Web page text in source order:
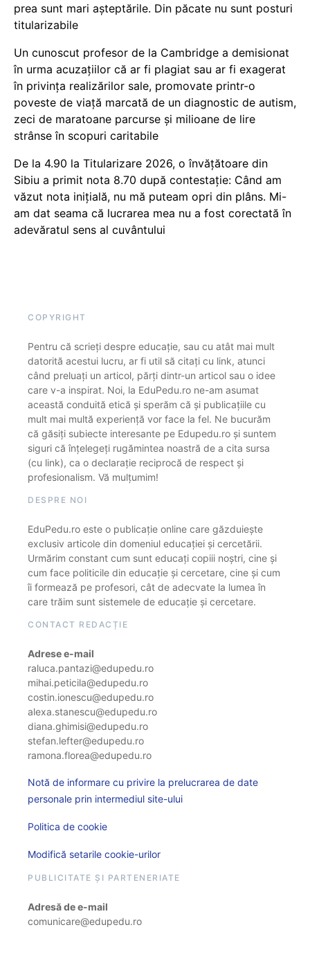
prea sunt mari așteptările. Din păcate nu sunt posturi
titularizabile
Un cunoscut profesor de la Cambridge a demisionat
în urma acuzațiilor că ar fi plagiat sau ar fi exagerat
în privința realizărilor sale, promovate printr-o
poveste de viață marcată de un diagnostic de autism,
zeci de maratoane parcurse și milioane de lire
strânse în scopuri caritabile
De la 4.90 la Titularizare 2026, o învățătoare din
Sibiu a primit nota 8.70 după contestație: Când am
văzut nota inițială, nu mă puteam opri din plâns. Mi-
am dat seama că lucrarea mea nu a fost corectată în
adevăratul sens al cuvântului
COPYRIGHT
Pentru că scrieți despre educație, sau cu atât mai mult
datorită acestui lucru, ar fi util să citați cu link, atunci
când preluați un articol, părți dintr-un articol sau o idee
care v-a inspirat. Noi, la EduPedu.ro ne-am asumat
această conduită etică și sperăm că și publicațiile cu
mult mai multă experiență vor face la fel. Ne bucurăm
că găsiți subiecte interesante pe Edupedu.ro și suntem
siguri că înțelegeți rugămintea noastră de a cita sursa
(cu link), ca o declarație reciprocă de respect și
profesionalism. Vă mulțumim!
DESPRE NOI
EduPedu.ro este o publicație online care găzduiește
exclusiv articole din domeniul educației și cercetării.
Urmărim constant cum sunt educați copiii noștri, cine și
cum face politicile din educație și cercetare, cine și cum
îi formează pe profesori, cât de adecvate la lumea în
care trăim sunt sistemele de educație și cercetare.
CONTACT REDACȚIE
Adrese e-mail
raluca.pantazi@edupedu.ro
mihai.peticila@edupedu.ro
costin.ionescu@edupedu.ro
alexa.stanescu@edupedu.ro
diana.ghimisi@edupedu.ro
stefan.lefter@edupedu.ro
ramona.florea@edupedu.ro
Notă de informare cu privire la prelucrarea de date
personale prin intermediul site-ului
Politica de cookie
Modifică setarile cookie-urilor
PUBLICITATE ȘI PARTENERIATE
Adresă de e-mail
comunicare@edupedu.ro